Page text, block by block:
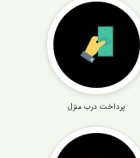
پرداخت درب منزل